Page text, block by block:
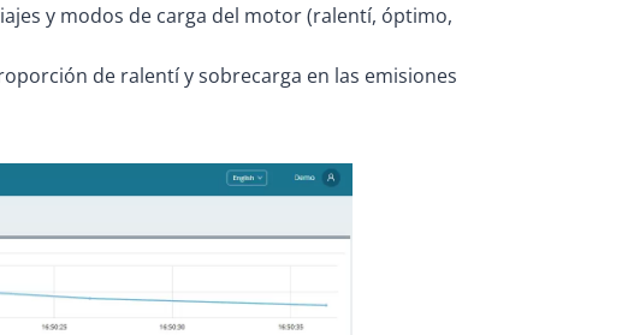
y modos de carga del motor (ralentí, óptimo,
de ralentí y sobrecarga en las emisiones